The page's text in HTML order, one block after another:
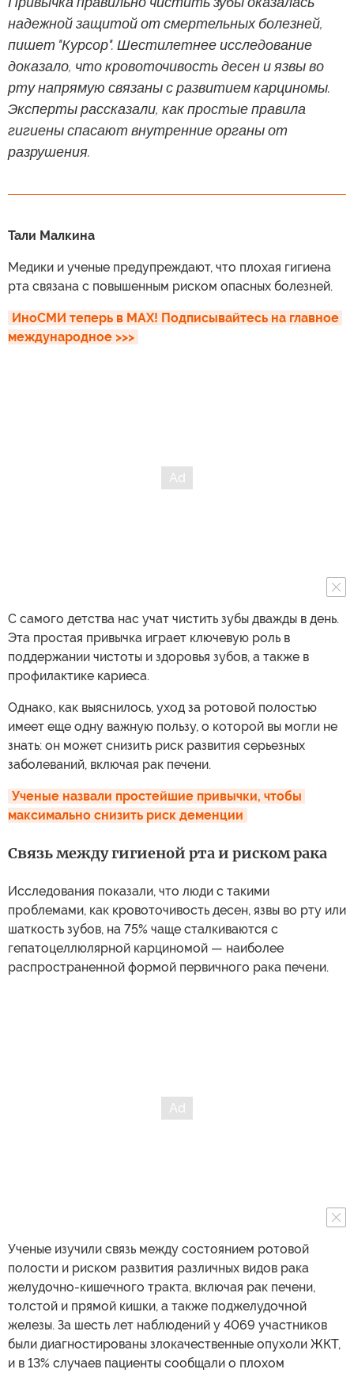
надежной защитой от смертельных болезней,
пишет "Курсор". Шестилетнее исследование
доказало, что кровоточивость десен и язвы во
рту напрямую связаны с развитием карциномы.
Эксперты рассказали, как простые правила
гигиены спасают внутренние органы от
разрушения.
Тали Малкина
Медики и ученые предупреждают, что плохая гигиена
рта связана с повышенным риском опасных болезней.
ИноСМИ теперь в MAX! Подписывайтесь на главное
международное >>>
С самого детства нас учат чистить зубы дважды в день.
Эта простая привычка играет ключевую роль в
поддержании чистоты и здоровья зубов, а также в
профилактике кариеса.
Однако, как выяснилось, уход за ротовой полостью
имеет еще одну важную пользу, о которой вы могли не
знать: он может снизить риск развития серьезных
заболеваний, включая рак печени.
Ученые назвали простейшие привычки, чтобы
максимально снизить риск деменции
Связь между гигиеной рта и риском рака
Исследования показали, что люди с такими
проблемами, как кровоточивость десен, язвы во рту или
шаткость зубов, на 75% чаще сталкиваются с
гепатоцеллюлярной карциномой — наиболее
распространенной формой первичного рака печени.
Ученые изучили связь между состоянием ротовой
полости и риском развития различных видов рака
желудочно-кишечного тракта, включая рак печени,
толстой и прямой кишки, а также поджелудочной
железы. За шесть лет наблюдений у 4069 участников
были диагностированы злокачественные опухоли ЖКТ,
и в 13% случаев пациенты сообщали о плохом